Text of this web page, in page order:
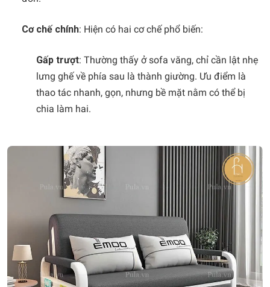
Cơ chế chính: Hiện có hai cơ chế phổ biến:
Gấp trượt: Thường thấy ở sofa văng, chỉ cần lật nhẹ
lưng ghế về phía sau là thành giường. Ưu điểm là
thao tác nhanh, gọn, nhưng bề mặt nằm có thể bị
chia làm hai.